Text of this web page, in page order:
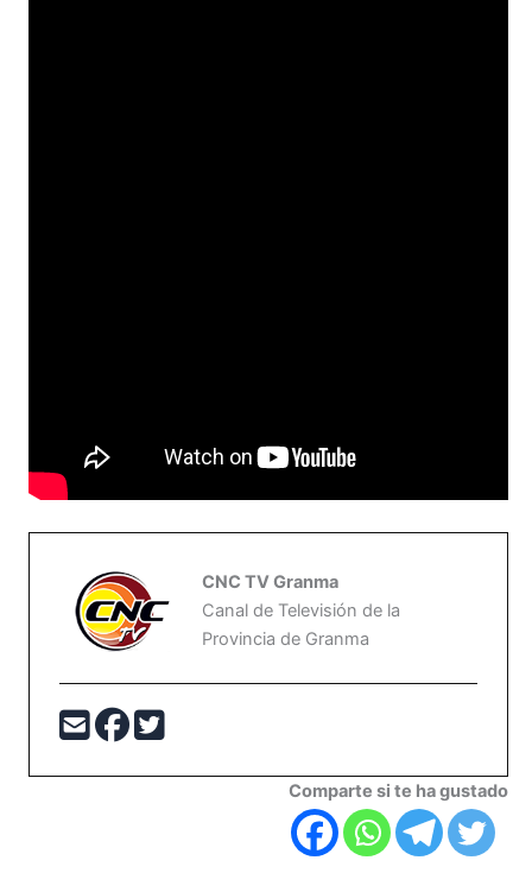
CNC TV Granma
Canal de Televisión de la
Provincia de Granma
Comparte si te ha gustado